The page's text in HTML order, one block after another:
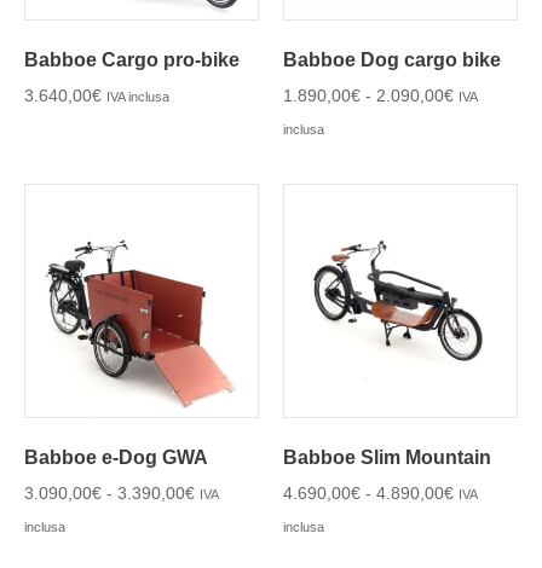
Babboe Cargo pro-bike
3.640,00€ IVA inclusa
Babboe Dog cargo bike
1.890,00€ - 2.090,00€ IVA
inclusa
Babboe e-Dog GWA
3.090,00€ - 3.390,00€ IVA
inclusa
Babboe Slim Mountain
4.690,00€ - 4.890,00€ IVA
inclusa